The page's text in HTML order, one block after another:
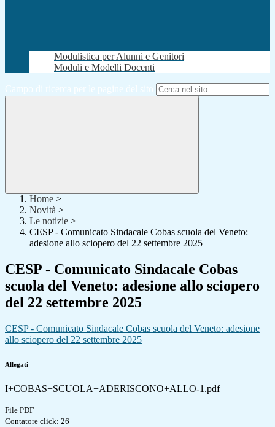
Modulistica per Alunni e Genitori
Moduli e Modelli Docenti
Campo di ricerca per le pagine del sito
Home >
Novità >
Le notizie >
CESP - Comunicato Sindacale Cobas scuola del Veneto:
adesione allo sciopero del 22 settembre 2025
CESP - Comunicato Sindacale Cobas
scuola del Veneto: adesione allo sciopero
del 22 settembre 2025
CESP - Comunicato Sindacale Cobas scuola del Veneto: adesione
allo sciopero del 22 settembre 2025
Allegati
I+COBAS+SCUOLA+ADERISCONO+ALLO-1.pdf
File PDF
Contatore click: 26